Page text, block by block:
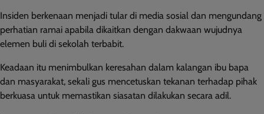
Insiden berkenaan menjadi tular di media sosial dan mengundang
perhatian ramai apabila dikaitkan dengan dakwaan wujudnya
elemen buli di sekolah terbabit.
Keadaan itu menimbulkan keresahan dalam kalangan ibu bapa
dan masyarakat, sekali gus mencetuskan tekanan terhadap pihak
berkuasa untuk memastikan siasatan dilakukan secara adil.